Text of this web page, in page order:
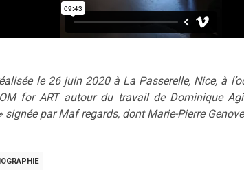
le 26 juin 2020 à La Passerelle, Nice, à
for ART autour du travail de Dominique
signée par Maf regards, dont Marie-Pierre